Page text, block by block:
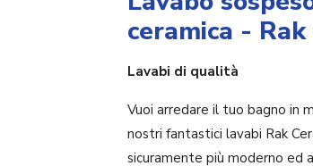
ceramica -
Lavabi di qualità
Vuoi arredare il tuo bagno in
nostri fantastici lavabi Rak
sicuramente più moderno ed